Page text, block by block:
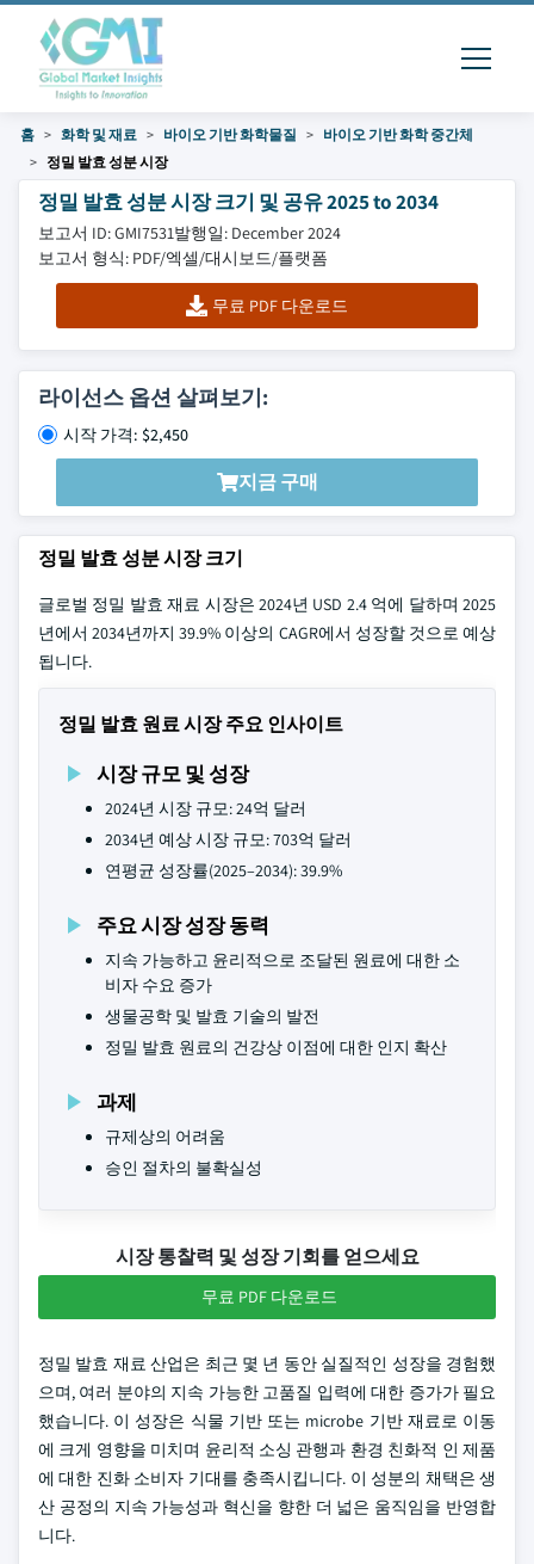
홈 화학 및 재료 바이오 기반 화학물질
바이오 기반 화학 중간체
정밀 발효 성분 시장
정밀 발효 성분 시장 크기 및 공유 2025 to 2034
보고서 ID: GMI7531발행일: December 2024
보고서 형식: PDF/엑셀/대시보드/플랫폼
무료 PDF 다운로드
라이선스 옵션 살펴보기:
시작 가격: $2,450
지금 구매
정밀 발효 성분 시장 크기
글로벌 정밀 발효 재료 시장은 2024년 USD 2.4 억에 달하며 2025
년에서 2034년까지 39.9% 이상의 CAGR에서 성장할 것으로 예상
됩니다.
정밀 발효 원료 시장 주요 인사이트
시장 규모 및 성장
2024년 시장 규모: 24억 달러
2034년 예상 시장 규모: 703억 달러
연평균 성장률(2025–2034): 39.9%
주요 시장 성장 동력
지속 가능하고 윤리적으로 조달된 원료에 대한 소
비자 수요 증가
생물공학 및 발효 기술의 발전
정밀 발효 원료의 건강상 이점에 대한 인지 확산
과제
규제상의 어려움
승인 절차의 불확실성
시장 통찰력 및 성장 기회를 얻으세요
무료 PDF 다운로드
정밀 발효 재료 산업은 최근 몇 년 동안 실질적인 성장을 경험했
으며, 여러 분야의 지속 가능한 고품질 입력에 대한 증가가 필요
했습니다. 이 성장은 식물 기반 또는 microbe 기반 재료로 이동
에 크게 영향을 미치며 윤리적 소싱 관행과 환경 친화적 인 제품
에 대한 진화 소비자 기대를 충족시킵니다. 이 성분의 채택은 생
산 공정의 지속 가능성과 혁신을 향한 더 넓은 움직임을 반영합
니다.